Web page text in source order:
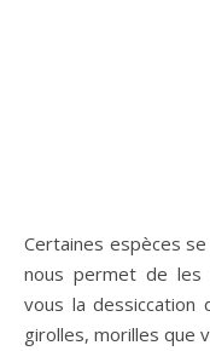
Certaines espèces
nous permet de les
vous la dessiccation
girolles, morilles que